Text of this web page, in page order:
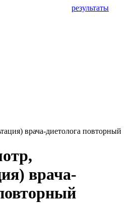
результаты
врача-диетолога повторный
врача-